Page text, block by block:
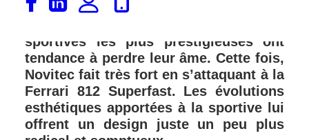
manquent d’inspiration. De kit
sportives les plus prestigieuses ont
tendance à perdre leur âme. Cette fois,
Novitec fait très fort en s’attaquant à la
Ferrari 812 Superfast. Les évolutions
esthétiques apportées à la sportive lui
offrent un design juste un peu plus